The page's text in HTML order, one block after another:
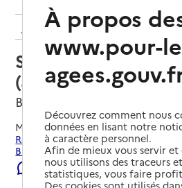
Retour aux résultats de
Service autonomie
(aide) – ADMR
Brignais, RHONE
Mis à jour le02/08/2026
Rechercher les établissements et
Brignais.
Signaler une erreur
À propos
www.pour-
Découvrez comment nous
données en lisant notre
à caractère personnel.
Afin de mieux vous servir
nous utilisons des traceurs
statistiques, vous faire
Des cookies sont utilisés